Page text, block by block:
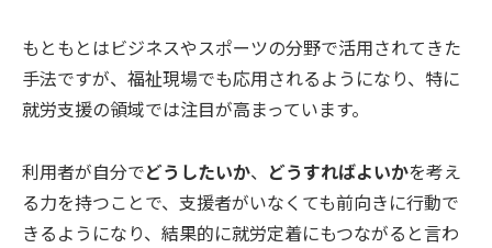
もともとはビジネスやスポーツの分野で活用されてきた
手法ですが、福祉現場でも応用されるようになり、特に
就労支援の領域では注目が高まっています。
利用者が自分でどうしたいか、 どうすればよいかを考え
る力を持つことで、支援者がいなくても前向きに行動で
きるようになり、結果的に就労定着にもつながると言わ